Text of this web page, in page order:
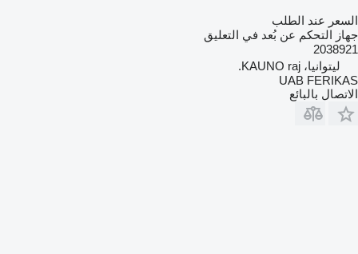
السعر عند الطلب
جهاز التحكم عن بُعد في التعليق
2038921
ليتوانيا، KAUNO raj.
UAB FERIKAS
الاتصال بالبائع